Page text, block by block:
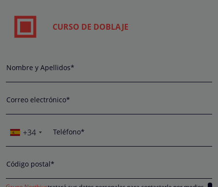
CURSO DE DOBLAJE
Nombre y Apellidos*
Correo electrónico*
+34 Teléfono*
Código postal*